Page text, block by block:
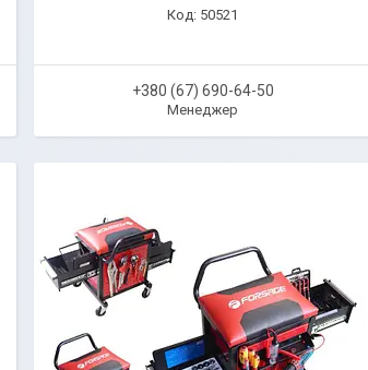
50521
+380 (67) 690-64-50
Менеджер